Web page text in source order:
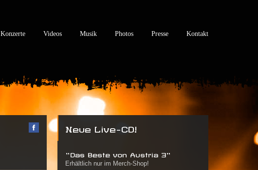
Konzerte Videos Musik Photos Presse Kontakt
Neue Live-CD!
"Das Beste von Austria 3"
Erhältlich nur im Merch-Shop!